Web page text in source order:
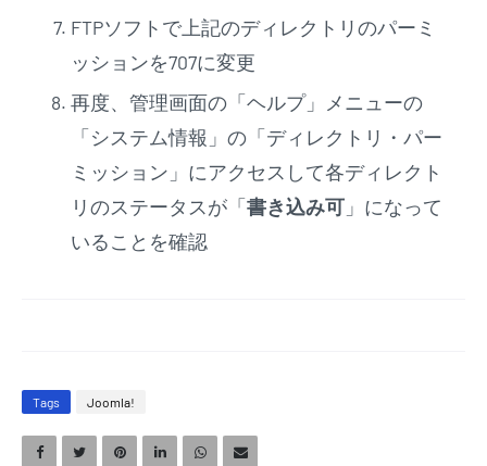
FTPソフトで上記のディレクトリのパーミ
ッションを707に変更
再度、管理画面の「ヘルプ」メニューの
「システム情報」の「ディレクトリ・パー
ミッション」にアクセスして各ディレクト
リのステータスが「書き込み可 」になって
いることを確認
Tags Joomla!